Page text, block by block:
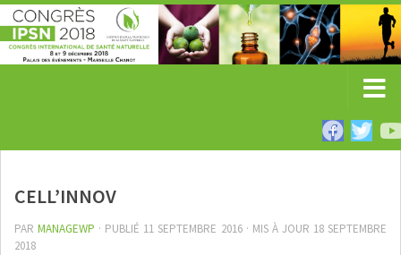
CELL’INNOV
PARMANAGEWP · PUBLIÉ 11 SEPTEMBRE 2016· MIS À JOUR 18 SEPTEMBRE
2018